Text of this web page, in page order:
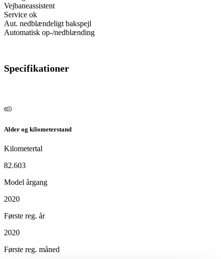
Vejbaneassistent
Service ok
Aut. nedblændeligt bakspejl
Automatisk op-/nedblænding
Specifikationer
Alder og kilometerstand
Kilometertal
82.603
Model årgang
2020
Første reg. år
2020
Første reg. måned